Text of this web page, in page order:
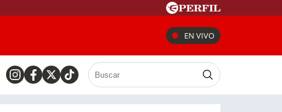
EN VIVO